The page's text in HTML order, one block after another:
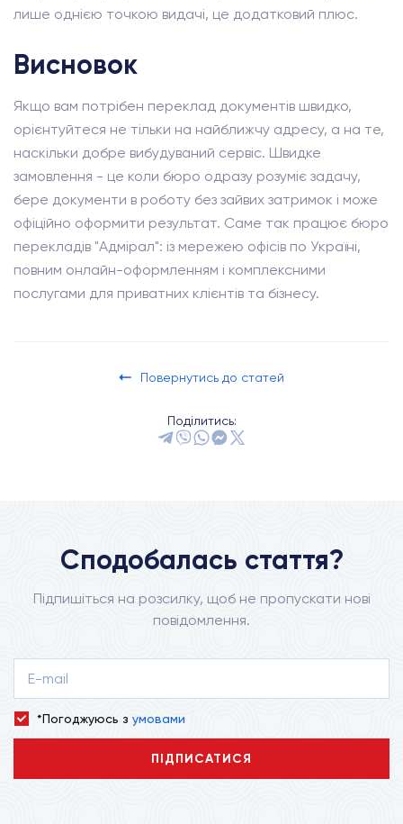
лише однією точкою видачі, це додатковий плюс.
Висновок
Якщо вам потрібен переклад документів швидко,
орієнтуйтеся не тільки на найближчу адресу, а на те,
наскільки добре вибудуваний сервіс. Швидке
замовлення - це коли бюро одразу розуміє задачу,
бере документи в роботу без зайвих затримок і може
офіційно оформити результат. Саме так працює бюро
перекладів "Адмірал": із мережею офісів по Україні,
повним онлайн-оформленням і комплексними
послугами для приватних клієнтів та бізнесу.
Повернутись до статей
Поділитись:
Сподобалась стаття?
Підпишіться на розсилку, щоб не пропускати нові
повідомлення.
*Погоджуюсь з умовами
ПІДПИСАТИСЯ